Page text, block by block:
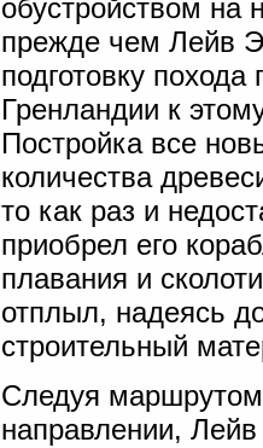
обустройством на
прежде чем Лейв
подготовку
Гренландии к
Постройка все
количества
то как раз и
приобрел его
плавания и
отплыл, надеясь
строительный
Следуя
направлении,